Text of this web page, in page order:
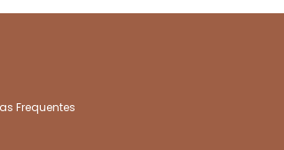
Frequentes